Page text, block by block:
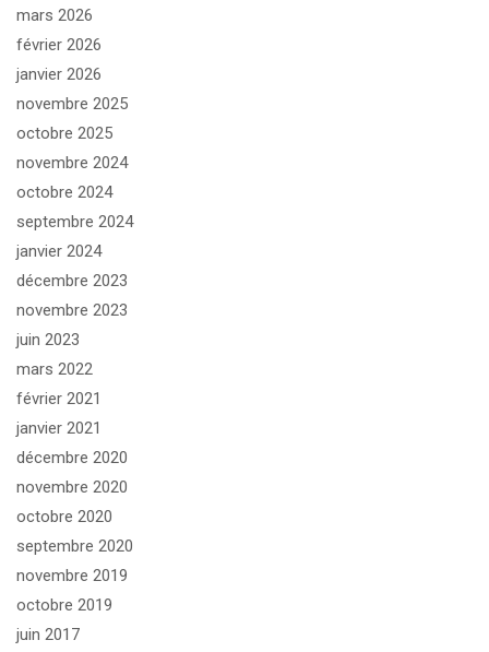
mars 2026
février 2026
janvier 2026
novembre 2025
octobre 2025
novembre 2024
octobre 2024
septembre 2024
janvier 2024
décembre 2023
novembre 2023
juin 2023
mars 2022
février 2021
janvier 2021
décembre 2020
novembre 2020
octobre 2020
septembre 2020
novembre 2019
octobre 2019
juin 2017